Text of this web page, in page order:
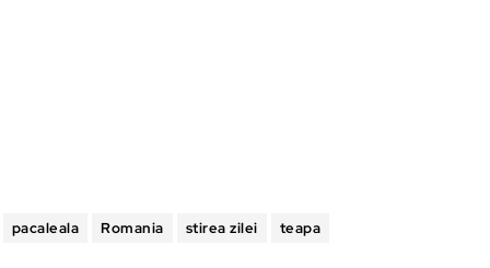
pacaleala Romania stirea zilei teapa